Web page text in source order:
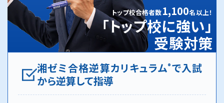
トップ校合格者数1,100名以上！
「トップ校に強い」
受験対策
湘ゼミ合格逆算カリキュラム®で入試
から逆算して指導